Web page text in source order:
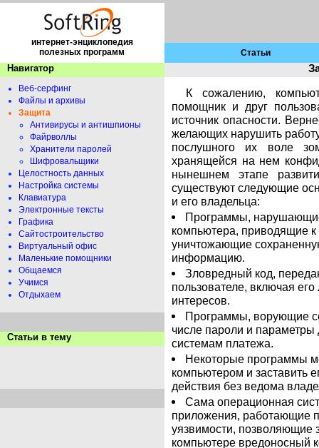
интернет-энциклопедия
полезных программ
Статьи
Навигатор
Веб-серфинг
Файлы и архивы
Защита
Антивирусы и антишпионы
Файрволлы
Хранители паролей
Шифровальщики
Целостность данных
Настройка системы
Клавиатура
Электронные тексты
Графика
Сайтостроительство
Виртуальный офис
Маленькие помощники
Общаемся
Учимся
Отдыхаем
Статьи в тему
К сожалению,
помощник и друг
источник опасности.
желающих нарушить
послушного их воле
хранящейся на нем
нынешнем этапе
существуют следующие
и его владельца:
Программы,
компьютера, приводящие
уничтожающие
информацию.
Зловредный код,
пользователе, включая
интересов.
Программы, ворующие
числе пароли и параметры
системам платежа.
Некоторые программы
компьютером и заставить
действия без ведома
Сама операционная
приложения, работающие
уязвимости, позволяющие
компьютере вредоносный